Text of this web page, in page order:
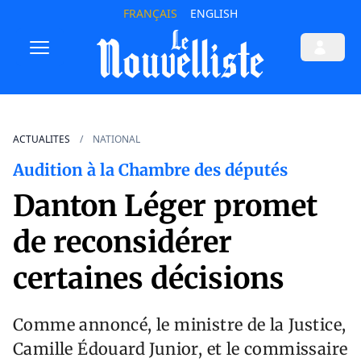
FRANÇAIS ENGLISH
ACTUALITES NATIONAL
Audition à la Chambre des députés
Danton Léger promet
de reconsidérer
certaines décisions
Comme annoncé, le ministre de la Justice,
Camille Édouard Junior, et le commissaire